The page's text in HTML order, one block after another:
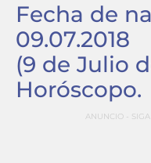
Fecha de
09.07.2018
(9 de Julio
Horóscopo.
ANUNCIO -